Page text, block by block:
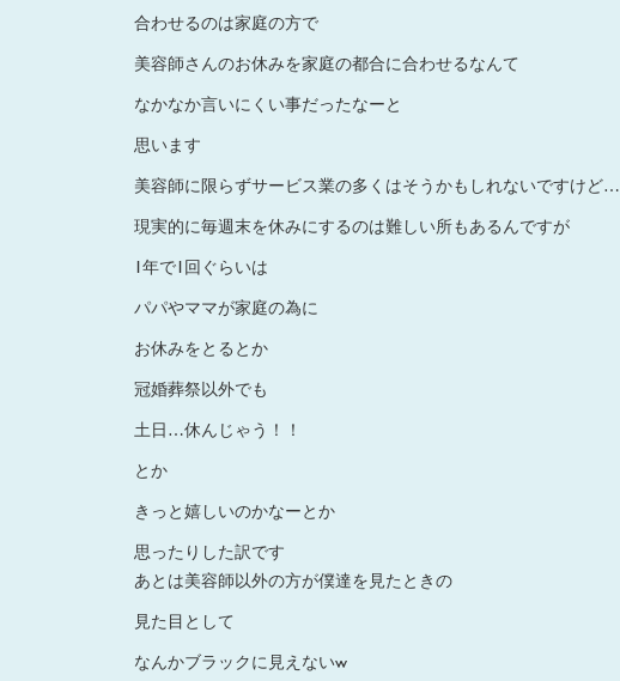
合わせるのは家庭の方で
美容師さんのお休みを家庭の都合に合わせるなんて
なかなか言いにくい事だったなーと
思います
美容師に限らずサービス業の多くはそうかもしれないですけど…
現実的に毎週末を休みにするのは難しい所もあるんですが
1年で1回ぐらいは
パパやママが家庭の為に
お休みをとるとか
冠婚葬祭以外でも
土日…休んじゃう！！
とか
きっと嬉しいのかなーとか
思ったりした訳です
あとは美容師以外の方が僕達を見たときの
見た目として
なんかブラックに見えないw